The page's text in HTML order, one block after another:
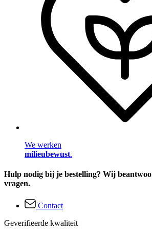
We werken
milieubewust.
Hulp nodig bij je bestelling? Wij
vragen.
Contact
Geverifieerde kwaliteit